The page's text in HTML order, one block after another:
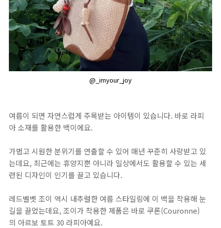
@_imyour_joy
여름이 되면 자연스럽게 주목받는 아이템이 있습니다. 바로 라피
아 소재를 활용한 백이에요.
가볍고 시원한 분위기를 연출할 수 있어 매년 꾸준히 사랑받고 있
는데요, 최근에는 휴양지뿐 아니라 일상에서도 활용할 수 있는 세
련된 디자인이 인기를 끌고 있습니다.
레드벨벳 조이 역시 내추럴한 여름 스타일링에 이 백을 착용해 눈
길을 끌었는데요, 조이가 착용한 제품은 바로 쿠론(Couronne)
의 아르보 토트 30 라피아예요.